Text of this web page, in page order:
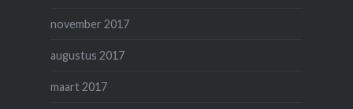
november 2017
augustus 2017
maart 2017